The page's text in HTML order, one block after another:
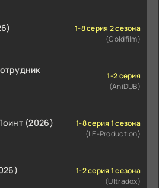
1-8 серия 2 сезона
(Coldfilm)
1-2 серия
(AniDUB)
(2026)
1-8 серия 1 сезона
(LE-Production)
1-2 серия 1 сезона
(Ultradox)